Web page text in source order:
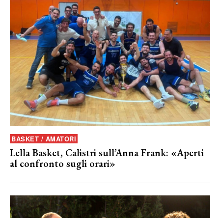
BASKET / AMATORI
Lella Basket, Calistri sull’Anna Frank: «Aperti
al confronto sugli orari»